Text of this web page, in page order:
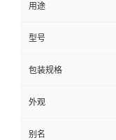
用途
型号
包装规格
外观
别名